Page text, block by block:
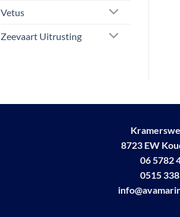
Vetus
Zeevaart Uitrusting
8723 EW
06 5782
0515